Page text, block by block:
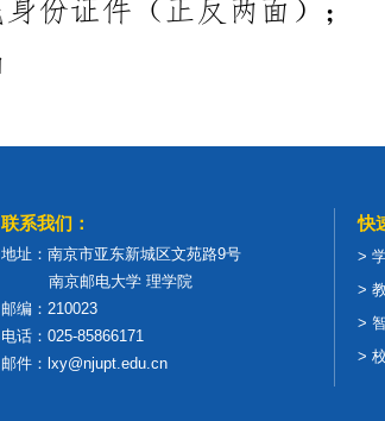
快
>
>
>
>
联系我们：
地址：南京市亚东新城区文苑路9号
南京邮电大学 理学院
邮编：210023
电话：025-85866171
邮件：lxy@njupt.edu.cn